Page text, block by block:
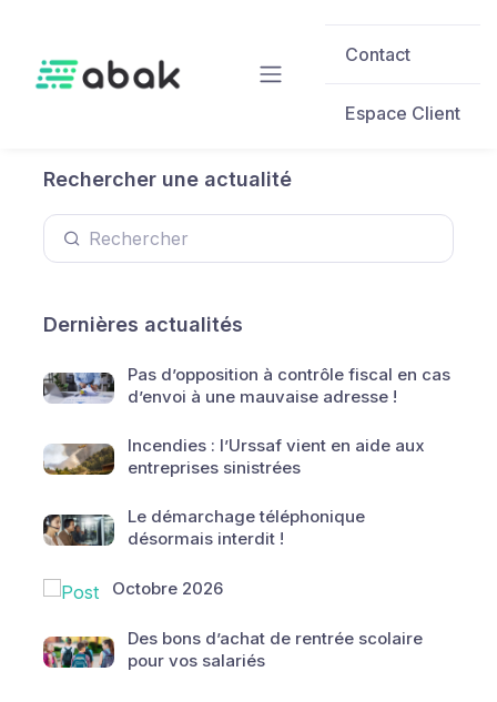
Contact
Espace Client
Rechercher une actualité
Dernières actualités
Pas d’opposition à contrôle fiscal en cas
d’envoi à une mauvaise adresse !
Incendies : l’Urssaf vient en aide aux
entreprises sinistrées
Le démarchage téléphonique
désormais interdit !
Octobre 2026
Des bons d’achat de rentrée scolaire
pour vos salariés